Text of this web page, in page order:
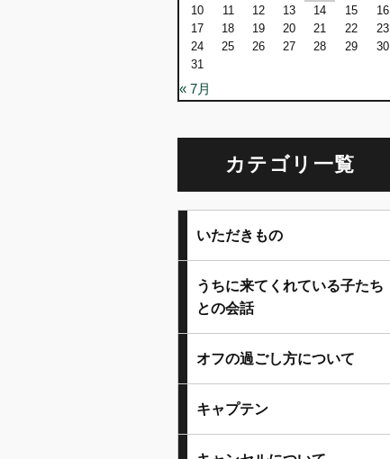
10
11 12 13 14 15
16
17
18 19 20 21 22
23
24
25 26 27 28 29
30
31
« 7月
カテゴリ一覧
いただきもの
うちに来てくれている子たち
との会話
オフの過ごし方について
キャプテン